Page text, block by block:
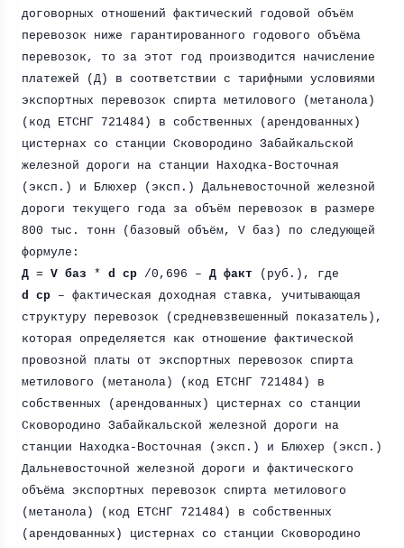
договорных отношений фактический годовой объём
перевозок ниже гарантированного годового объёма
перевозок, то за этот год производится начисление
платежей (Д) в соответствии с тарифными условиями
экспортных перевозок спирта метилового (метанола)
(код ЕТСНГ 721484) в собственных (арендованных)
цистернах со станции Сковородино Забайкальской
железной дороги на станции Находка-Восточная
(эксп.) и Блюхер (эксп.) Дальневосточной железной
дороги текущего года за объём перевозок в размере
800 тыс. тонн (базовый объём, V баз) по следующей
формуле:
Д = V баз * d ср /0,696 – Д факт (руб.), где
d ср – фактическая доходная ставка, учитывающая
структуру перевозок (средневзвешенный показатель),
которая определяется как отношение фактической
провозной платы от экспортных перевозок спирта
метилового (метанола) (код ЕТСНГ 721484) в
собственных (арендованных) цистернах со станции
Сковородино Забайкальской железной дороги на
станции Находка-Восточная (эксп.) и Блюхер (эксп.)
Дальневосточной железной дороги и фактического
объёма экспортных перевозок спирта метилового
(метанола) (код ЕТСНГ 721484) в собственных
(арендованных) цистернах со станции Сковородино